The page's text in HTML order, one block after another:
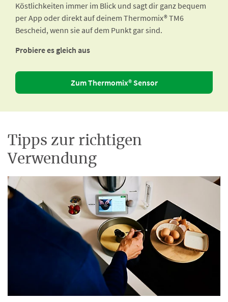
Köstlichkeiten immer im Blick und sagt dir ganz bequem
per App oder direkt auf deinem Thermomix® TM6
Bescheid, wenn sie auf dem Punkt gar sind.
Probiere es gleich aus
Zum Thermomix® Sensor
Tipps zur richtigen
Verwendung